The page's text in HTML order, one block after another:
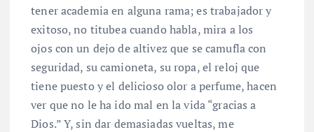
tener academia en alguna rama; es trabajador y
exitoso, no titubea cuando habla, mira a los
ojos con un dejo de altivez que se camufla con
seguridad, su camioneta, su ropa, el reloj que
tiene puesto y el delicioso olor a perfume, hacen
ver que no le ha ido mal en la vida “gracias a
Dios.” Y, sin dar demasiadas vueltas, me